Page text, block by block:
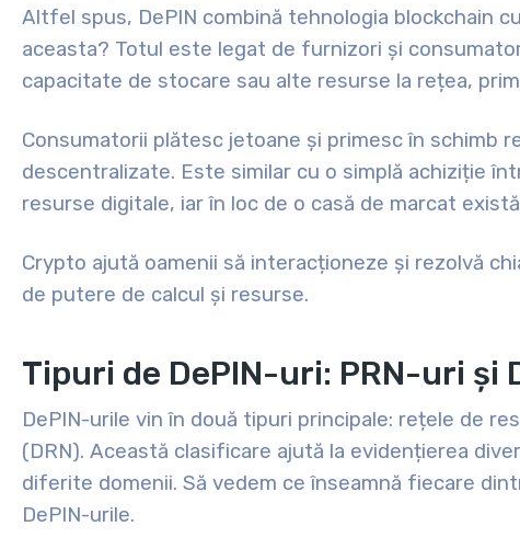
Altfel spus, DePIN combină tehnologia blockchain
aceasta? Totul este legat de furnizori și
capacitate de stocare sau alte resurse la rețea,
Consumatorii plătesc jetoane și primesc în schimb
descentralizate. Este similar cu o simplă achiziție
resurse digitale, iar în loc de o casă de marcat
Crypto ajută oamenii să interacționeze și rezolvă
de putere de calcul și resurse.
Tipuri de DePIN-uri: PRN-uri și
DePIN-urile vin în două tipuri principale: rețele de
(DRN). Această clasificare ajută la evidențierea
diferite domenii. Să vedem ce înseamnă fiecare
DePIN-urile.